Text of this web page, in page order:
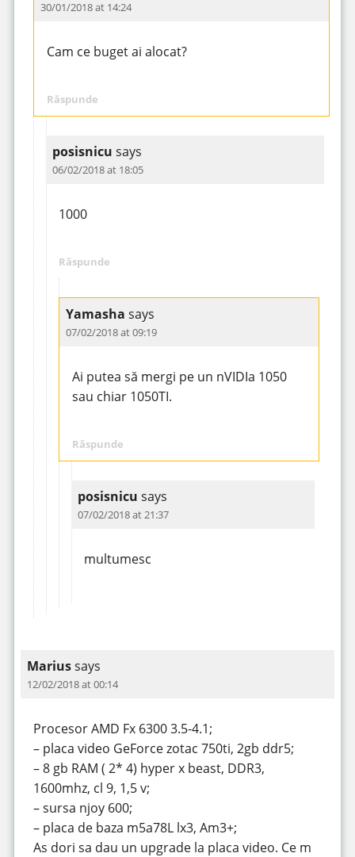
30/01/2018 at 14:24
Cam ce buget ai alocat?
Răspunde
posisnicu says
06/02/2018 at 18:05
1000
Răspunde
Yamasha says
07/02/2018 at 09:19
Ai putea să mergi pe un nVIDIa 1050
sau chiar 1050TI.
Răspunde
posisnicu says
07/02/2018 at 21:37
multumesc
Mariussays
12/02/2018 at 00:14
Procesor AMD Fx 6300 3.5-4.1;
– placa video GeForce zotac 750ti, 2gb ddr5;
– 8 gb RAM ( 2* 4) hyper x beast, DDR3,
1600mhz, cl 9, 1,5 v;
– sursa njoy 600;
– placa de baza m5a78L lx3, Am3+;
As dori sa dau un upgrade la placa video. Ce m